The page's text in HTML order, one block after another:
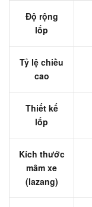
Độ rộng
lốp
Tỷ lệ chiều
cao
Thiết kế
lốp
Kích thước
mâm xe
(lazang)